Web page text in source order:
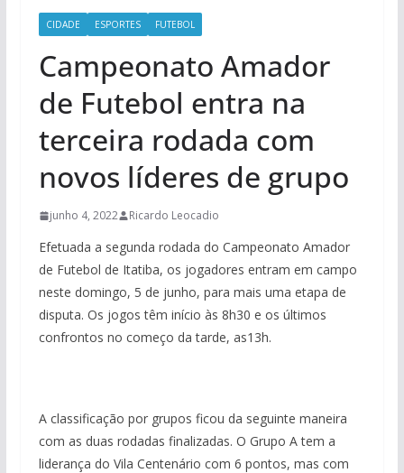
CIDADE ESPORTES FUTEBOL
Campeonato Amador
de Futebol entra na
terceira rodada com
novos líderes de grupo
junho 4, 2022 Ricardo Leocadio
Efetuada a segunda rodada do Campeonato Amador
de Futebol de Itatiba, os jogadores entram em campo
neste domingo, 5 de junho, para mais uma etapa de
disputa. Os jogos têm início às 8h30 e os últimos
confrontos no começo da tarde, as13h.
A classificação por grupos ficou da seguinte maneira
com as duas rodadas finalizadas. O Grupo A tem a
liderança do Vila Centenário com 6 pontos, mas com